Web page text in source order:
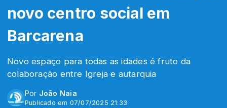
novo centro social em
Barcarena
Novo espaço para todas as idades é fruto da
colaboração entre Igreja e autarquia
Por João Naia
Publicado em 07/07/2025 21:33